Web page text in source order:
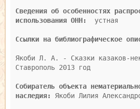
Сведения об особенностях
использования ОНН:
устная
Ссылки на библиографическое
Якоби Л. А. - Сказки казаков-
Ставрополь 2013 год
Собиратель объекта
наследия:
Якоби Лилия